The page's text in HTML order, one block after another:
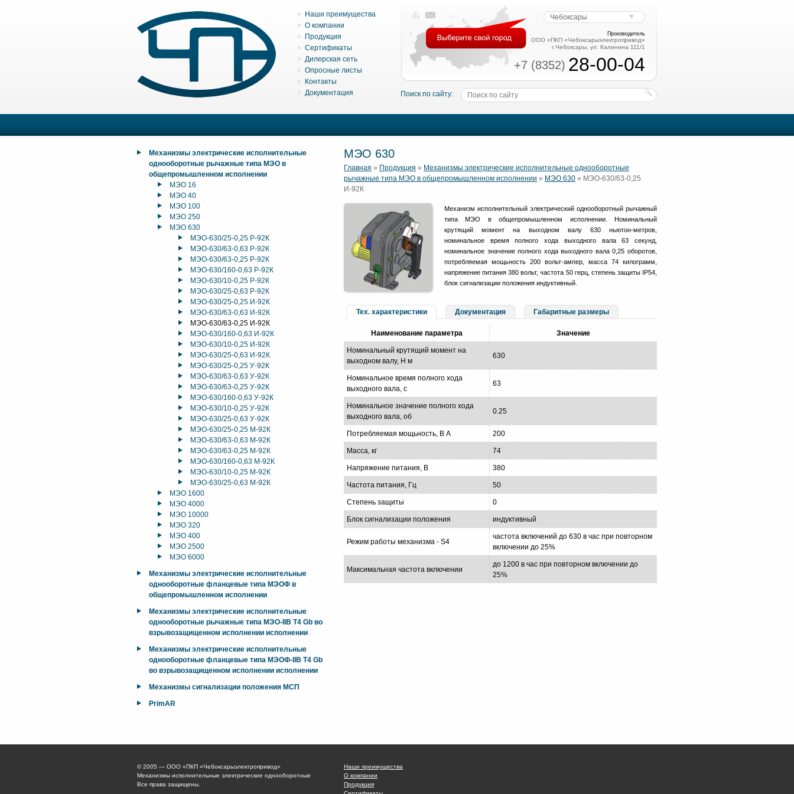
Наши преимущества
О компании
Продукция
Сертификаты
Дилерская сеть
Опросные листы
Контакты
Документация
Поиск по сайту:
Чебоксары
Производитель
ООО «ПКП «Чебоксарыэлектропривод»
г.Чебоксары, ул. Калинина 111/1
+7 (8352) 28-00-04
Механизмы электрические исполнительные
однооборотные рычажные типа МЭО в
общепромышленном исполнении
МЭО 16
МЭО 40
МЭО 100
МЭО 250
МЭО 630
МЭО-630/25-0,25 Р-92К
МЭО-630/63-0,63 Р-92К
МЭО-630/63-0,25 Р-92К
МЭО-630/160-0,63 Р-92К
МЭО-630/10-0,25 Р-92К
МЭО-630/25-0,63 Р-92К
МЭО-630/25-0,25 И-92К
МЭО-630/63-0,63 И-92К
МЭО-630/63-0,25 И-92К
МЭО-630/160-0,63 И-92К
МЭО-630/10-0,25 И-92К
МЭО-630/25-0,63 И-92К
МЭО-630/25-0,25 У-92К
МЭО-630/63-0,63 У-92К
МЭО-630/63-0,25 У-92К
МЭО-630/160-0,63 У-92К
МЭО-630/10-0,25 У-92К
МЭО-630/25-0,63 У-92К
МЭО-630/25-0,25 М-92К
МЭО-630/63-0,63 М-92К
МЭО-630/63-0,25 М-92К
МЭО-630/160-0,63 М-92К
МЭО-630/10-0,25 М-92К
МЭО-630/25-0,63 М-92К
МЭО 1600
МЭО 4000
МЭО 10000
МЭО 320
МЭО 400
МЭО 2500
МЭО 6000
Механизмы электрические исполнительные
однооборотные фланцевые типа МЭОФ в
общепромышленном исполнении
Механизмы электрические исполнительные
однооборотные рычажные типа МЭО-IIB T4 Gb во
взрывозащищенном исполнении исполнении
Механизмы электрические исполнительные
однооборотные фланцевые типа МЭОФ-IIB T4 Gb
во взрывозащищенном исполнении исполнении
Механизмы сигнализации положения МСП
PrimAR
МЭО 630
Главная » Продукция » Механизмы электрические исполнительные однооборотные
рычажные типа МЭО в общепромышленном исполнении » МЭО 630 » МЭО-630/63-0,25
И-92К
Механизм исполнительный электрический однооборотный рычажный
типа МЭО в общепромышленном исполнении. Номинальный
крутящий момент на выходном валу 630 ньютон-метров,
номинальное время полного хода выходного вала 63 секунд,
номинальное значение полного хода выходного вала 0,25 оборотов,
потребляемая мощьность 200 вольт-ампер, масса 74 килограмм,
напряжение питания 380 вольт, частота 50 герц, степень защиты IP54,
блок сигнализации положения индуктивный.
Тех. характеристики Документация Габаритные размеры
Наименование параметра Значение
Номинальный крутящий момент на
выходном валу, Н м
630
Номинальное время полного хода
выходного вала, с
63
Номинальное значение полного хода
выходного вала, об
0.25
Потребляемая мощьность, В А 200
Масса, кг 74
Напряжение питания, В 380
Частота питания, Гц 50
Степень защиты 0
Блок сигнализации положения индуктивный
Режим работы механизма - S4
частота включений до 630 в час при повторном
включении до 25%
Максимальная частота включении
до 1200 в час при повторном включении до
25%
© 2005 — ООО «ПКП «Чебоксарыэлектропривод»
Механизмы исполнительные электрические однооборотные
Все права защищены.
Наши преимущества
О компании
Продукция